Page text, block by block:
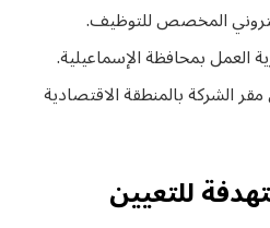
المخصص للتوظيف.
العمل بمحافظة الإسماعيلية.
الشركة بالمنطقة الاقتصادية
للتعيين